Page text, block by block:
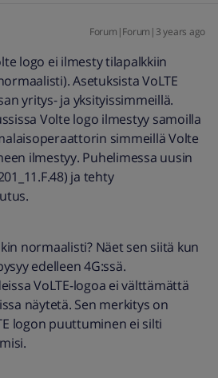
Forum|Forum|3 years ago
logo ei ilmesty tilapalkkiin
Asetuksista VoLTE
yritys- ja yksityissimmeillä.
Volte logo ilmestyy samoilla
simmeillä Volte
ilmestyy. Puhelimessa uusin
ja tehty
normaalisti? Näet sen siitä kun
edelleen 4G:ssä.
VoLTE-logoa ei välttämättä
näytetä. Sen merkitys on
logon puuttuminen ei silti